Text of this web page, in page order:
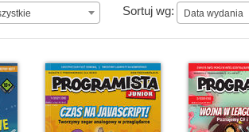
Sortuj wg: Data wydania
Data wydania